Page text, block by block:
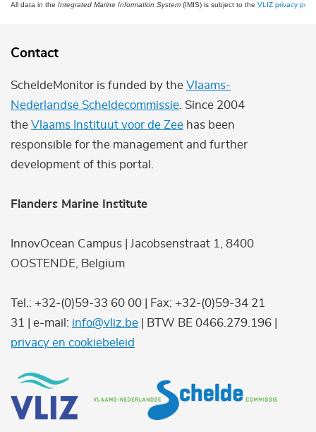
All data in the Integrated Marine Information System (IMIS) is subject to the VLIZ privacy
Contact
ScheldeMonitor is funded by the Vlaams-
Nederlandse Scheldecommissie . Since 2004
the Vlaams Instituut voor de Zee has been
responsible for the management and further
development of this portal.
Flanders Marine Institute
InnovOcean Campus | Jacobsenstraat 1, 8400
OOSTENDE, Belgium
Tel.: +32-(0)59-33 60 00 | Fax: +32-(0)59-34 21
31 | e-mail: info@vliz.be | BTW BE 0466.279.196 |
privacy en cookiebeleid